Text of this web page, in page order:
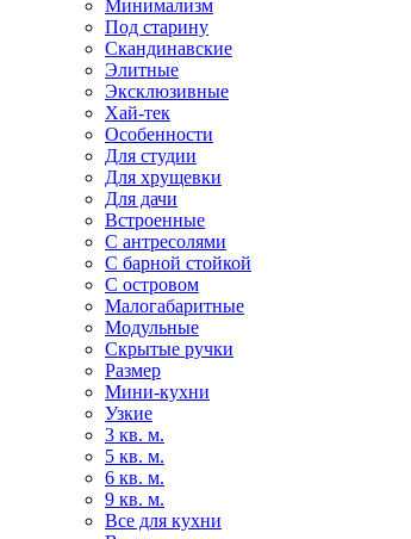
Минимализм
Под старину
Скандинавские
Элитные
Эксклюзивные
Хай-тек
Особенности
Для студии
Для хрущевки
Для дачи
Встроенные
С антресолями
С барной стойкой
С островом
Малогабаритные
Модульные
Скрытые ручки
Размер
Мини-кухни
Узкие
3 кв. м.
5 кв. м.
6 кв. м.
9 кв. м.
Все для кухни